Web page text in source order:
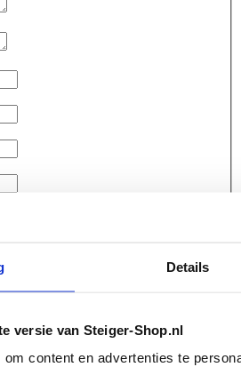
Details
versie van Steiger-Shop.nl
content en advertenties te
materialen
specialisten